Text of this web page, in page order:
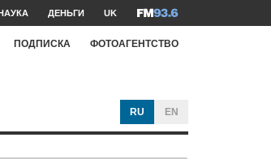
ДЕНЬГИ UK
ПОДПИСКА ФОТОАГЕНТСТВО
RU EN